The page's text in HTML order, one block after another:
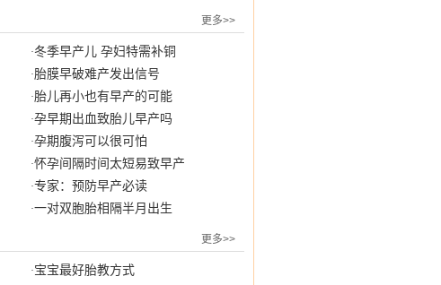
更多>>
·冬季早产儿 孕妇特需补铜
·胎膜早破难产发出信号
·胎儿再小也有早产的可能
·孕早期出血致胎儿早产吗
·孕期腹泻可以很可怕
·怀孕间隔时间太短易致早产
·专家：预防早产必读
·一对双胞胎相隔半月出生
更多>>
·宝宝最好胎教方式